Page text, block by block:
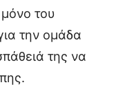
του
την ομάδα
της να